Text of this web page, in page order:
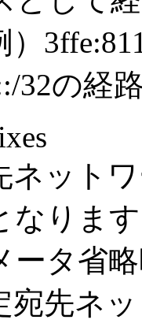
32の経
ネット
なりま
ータ省
ネッ